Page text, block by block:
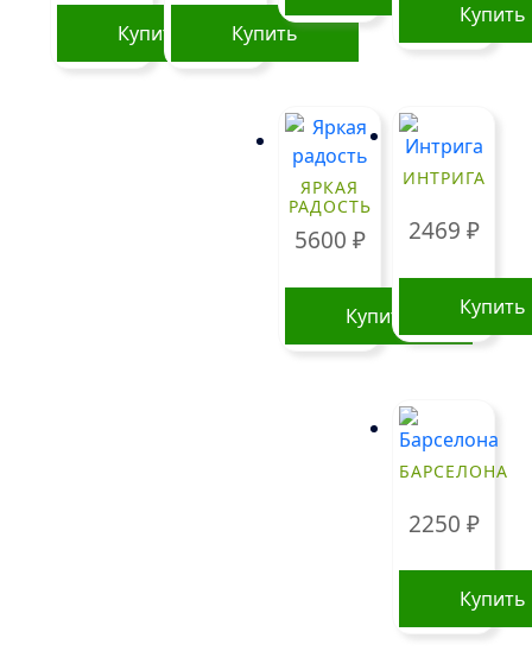
Купить Купить
Купить
ЯРКАЯ
РАДОСТЬ
5600 ₽
Купить
ИНТРИГА
2469 ₽
Купить
БАРСЕЛОНА
2250 ₽
Купить